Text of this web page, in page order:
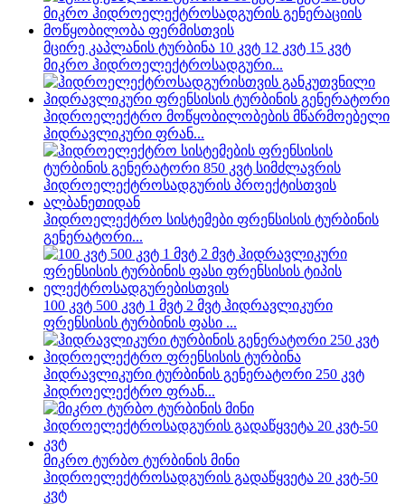
მცირე კაპლანის ტურბინა 10 კვტ 12 კვტ 15 კვტ
მიკრო ჰიდროელექტროსადგური...
ჰიდროელექტრო მოწყობილობების მწარმოებელი
ჰიდრავლიკური ფრან...
ჰიდროელექტრო სისტემები ფრენსისის ტურბინის
გენერატორი...
100 კვტ 500 კვტ 1 მვტ 2 მვტ ჰიდრავლიკური
ფრენსისის ტურბინის ფასი ...
ჰიდრავლიკური ტურბინის გენერატორი 250 კვტ
ჰიდროელექტრო ფრან...
მიკრო ტურბო ტურბინის მინი
ჰიდროელექტროსადგურის გადაწყვეტა 20 კვტ-50
კვტ